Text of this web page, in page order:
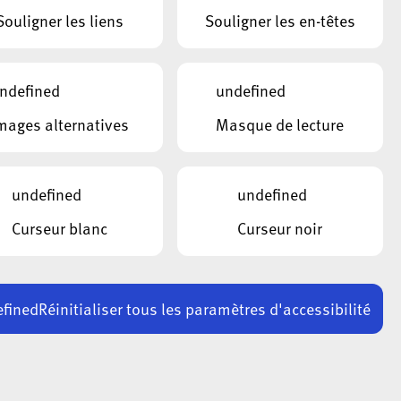
prestations d’aide, de soins, d’encadrement
7 jours
Caroline Melchior
Responsable d'antenne
Justine Muller
Responsable d'antenne
les liens
Souligner les en-têtes
alternatives
undefined
Masque de lecture
undefined
Curseur blanc
undefined
Curseur noir
Réinitialiser tous les paramètres d'accessibilité